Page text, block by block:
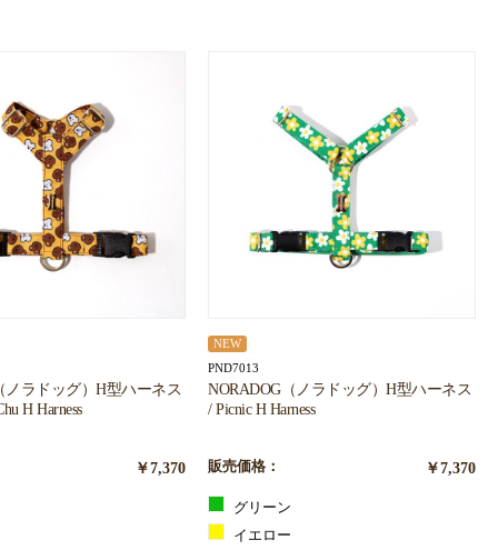
ノラドッグ）H型ハーネス
H Harness
￥7,370
NEW
PND7013
NORADOG（ノラドッグ）H型ハーネス
/ Picnic H Harness
販売価格： ￥7,370
グリーン
イエロー